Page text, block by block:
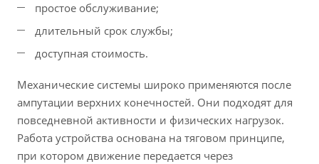
простое обслуживание;
длительный срок службы;
доступная стоимость.
Механические системы широко применяются после
ампутации верхних конечностей. Они подходят для
повседневной активности и физических нагрузок.
Работа устройства основана на тяговом принципе,
при котором движение передается через